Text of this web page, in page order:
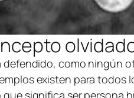
como ningún
existen para
significa ser